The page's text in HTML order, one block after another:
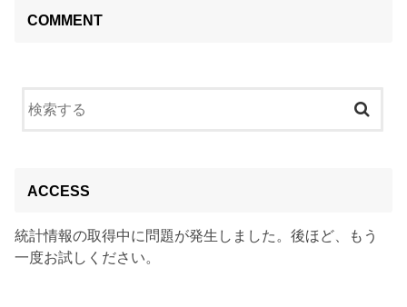
COMMENT
ACCESS
統計情報の取得中に問題が発生しました。後ほど、もう
一度お試しください。